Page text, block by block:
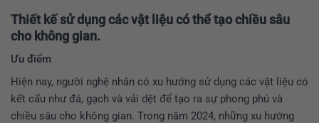
Thiết kế sử dụng các vật liệu có thể tạo chiều sâu
cho không gian.
Ưu điểm
Hiện nay, người nghệ nhân có xu hướng sử dụng các vật liệu có
kết cấu như đá, gạch và vải dệt để tạo ra sự phong phú và
chiều sâu cho không gian. Trong năm 2024, những xu hướng